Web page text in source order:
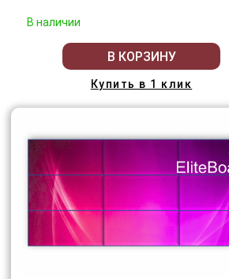
В наличии
В КОРЗИНУ
Купить в 1 клик